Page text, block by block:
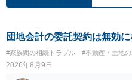
団地会計の委託契約は無効
#家族間の相続トラブル #不動産・土地
2026年8月9日